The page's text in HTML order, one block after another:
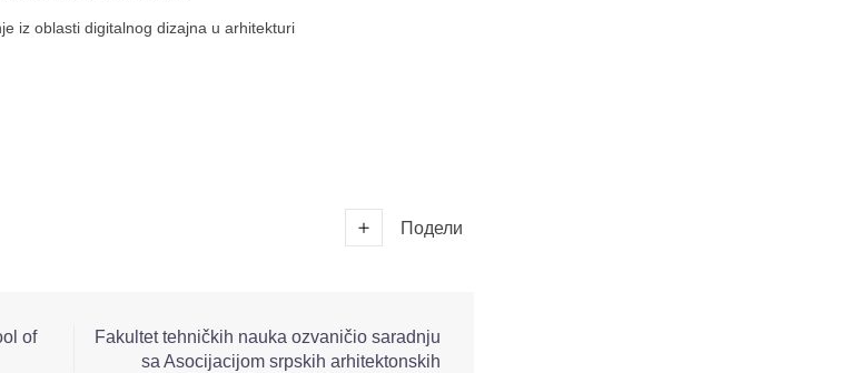
iz oblasti digitalnog dizajna u arhitekturi
Подели
of
Fakultet tehničkih nauka ozvaničio saradnju
sa Asocijacijom srpskih arhitektonskih